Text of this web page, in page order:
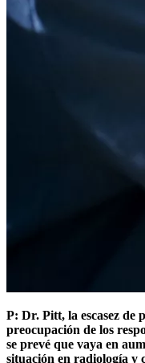
P: Dr. Pitt, la escasez de
preocupación de los
se prevé que vaya en
situación en radiología y